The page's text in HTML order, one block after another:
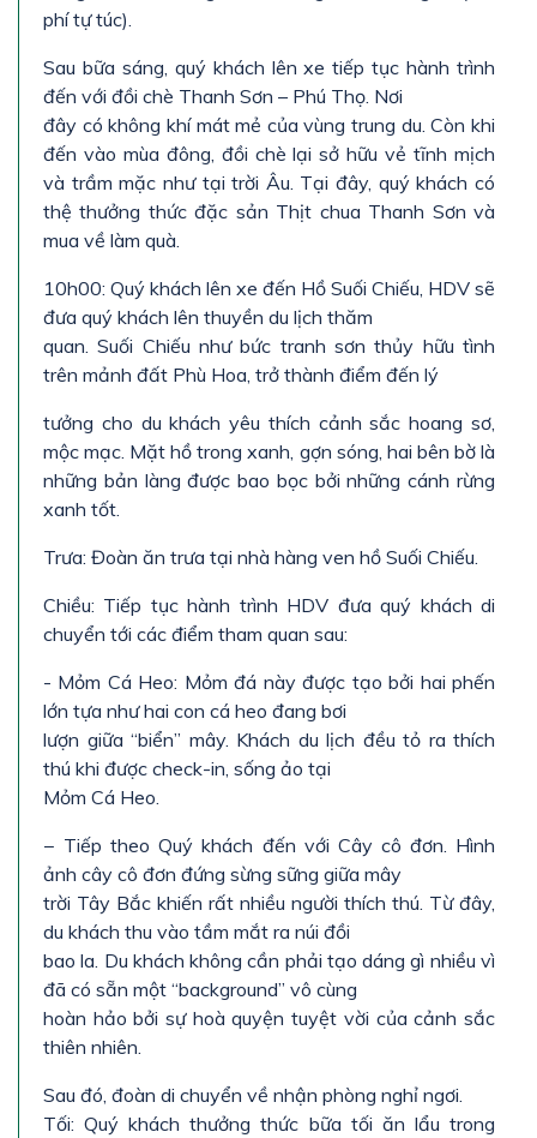
phí tự túc).
Sau bữa sáng, quý khách lên xe tiếp tục hành trình
đến với đồi chè Thanh Sơn – Phú Thọ. Nơi
đây có không khí mát mẻ của vùng trung du. Còn khi
đến vào mùa đông, đồi chè lại sở hữu vẻ tĩnh mịch
và trầm mặc như tại trời Âu. Tại đây, quý khách có
thệ thưởng thức đặc sản Thịt chua Thanh Sơn và
mua về làm quà.
10h00: Quý khách lên xe đến Hồ Suối Chiếu, HDV sẽ
đưa quý khách lên thuyền du lịch thăm
quan. Suối Chiếu như bức tranh sơn thủy hữu tình
trên mảnh đất Phù Hoa, trở thành điểm đến lý
tưởng cho du khách yêu thích cảnh sắc hoang sơ,
mộc mạc. Mặt hồ trong xanh, gợn sóng, hai bên bờ là
những bản làng được bao bọc bởi những cánh rừng
xanh tốt.
Trưa: Đoàn ăn trưa tại nhà hàng ven hồ Suối Chiếu.
Chiều: Tiếp tục hành trình HDV đưa quý khách di
chuyển tới các điểm tham quan sau:
- Mỏm Cá Heo: Mỏm đá này được tạo bởi hai phến
lớn tựa như hai con cá heo đang bơi
lượn giữa “biển” mây. Khách du lịch đều tỏ ra thích
thú khi được check-in, sống ảo tại
Mỏm Cá Heo.
− Tiếp theo Quý khách đến với Cây cô đơn. Hình
ảnh cây cô đơn đứng sừng sững giữa mây
trời Tây Bắc khiến rất nhiều người thích thú. Từ đây,
du khách thu vào tầm mắt ra núi đồi
bao la. Du khách không cần phải tạo dáng gì nhiều vì
đã có sẵn một “background” vô cùng
hoàn hảo bởi sự hoà quyện tuyệt vời của cảnh sắc
thiên nhiên.
Sau đó, đoàn di chuyển về nhận phòng nghỉ ngơi.
Tối: Quý khách thưởng thức bữa tối ăn lẩu trong